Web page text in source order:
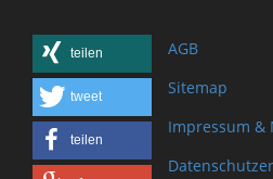
teilen
tweet
teilen
AGB
Sitemap
Impressum &